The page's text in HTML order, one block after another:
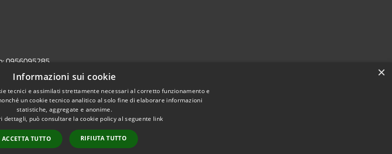
0956095285
protocollo@pec.comune.sant-agata-li-
agata-li-
Copyright © 2026 • Comune di Sant'Agata Li Battiati • Powered by
×
Informazioni sui cookie
tecnici e assimilati strettamente necessari al corretto funzionamento e
un cookie tecnico analitico al solo fine di elaborare informazioni
statistiche, aggregate e anonime.
dettagli, può consultare la cookie policy al seguente link
ACCETTA TUTTO RIFIUTA TUTTO